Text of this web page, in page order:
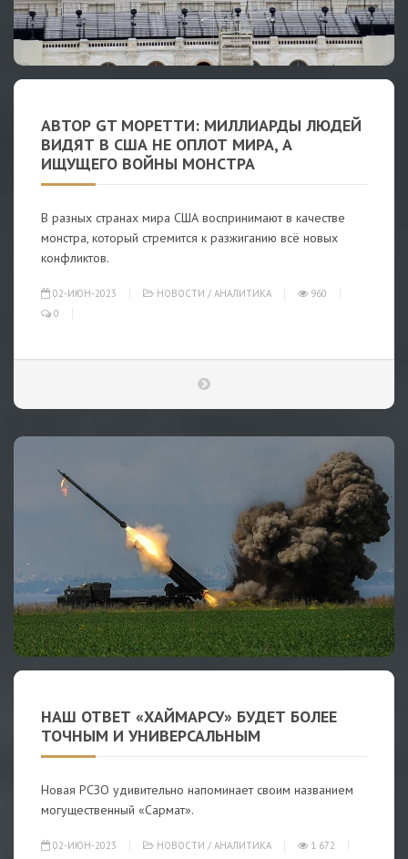
АВТОР GT МОРЕТТИ: МИЛЛИАРДЫ ЛЮДЕЙ
ВИДЯТ В США НЕ ОПЛОТ МИРА, А
ИЩУЩЕГО ВОЙНЫ МОНСТРА
В разных странах мира США воспринимают в качестве
монстра, который стремится к разжиганию всё новых
конфликтов.
02-ИЮН-2023 НОВОСТИ / АНАЛИТИКА
960
0
НАШ ОТВЕТ «ХАЙМАРСУ» БУДЕТ БОЛЕЕ
ТОЧНЫМ И УНИВЕРСАЛЬНЫМ
Новая РСЗО удивительно напоминает своим названием
могущественный «Сармат».
02-ИЮН-2023 НОВОСТИ / АНАЛИТИКА 1 672